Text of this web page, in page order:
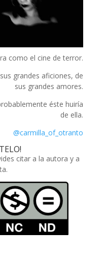
como el cine de terror.
grandes aficiones, de
sus grandes amores.
éste huiría
de ella.
@carmilla_of_otranto
citar a la autora y a